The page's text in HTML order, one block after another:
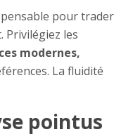
pour trader
Privilégiez les
modernes,
La fluidité
pointus